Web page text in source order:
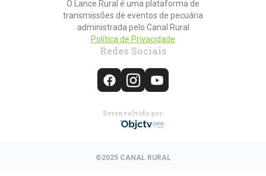
O Lance Rural é uma plataforma de
transmissões de eventos de pecuária
administrada pelo Canal Rural
Política de Privacidade
Redes Sociais
Desenvolvido por:
©2025 CANAL RURAL